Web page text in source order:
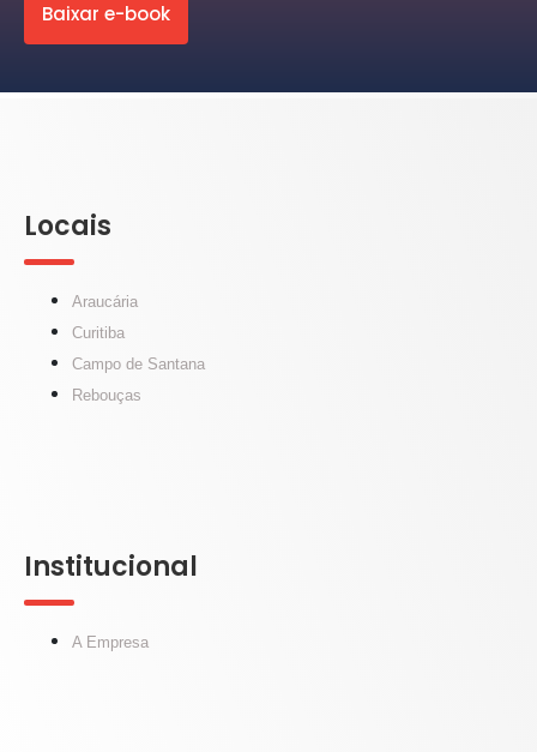
Baixar e-book
Locais
Araucária
Curitiba
Campo de Santana
Rebouças
Institucional
A Empresa